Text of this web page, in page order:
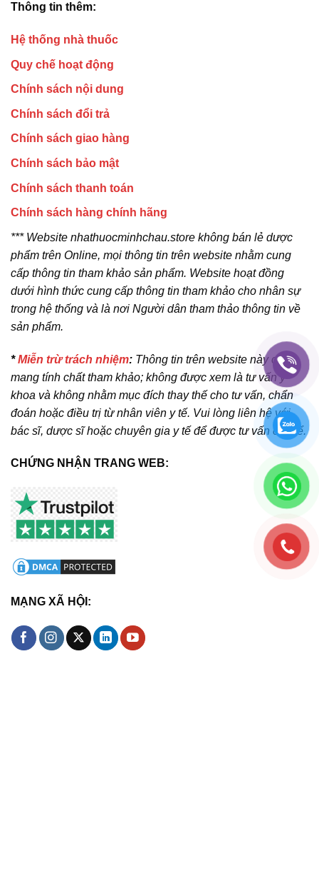
Thông tin thêm:
Hệ thống nhà thuốc
Quy chế hoạt động
Chính sách nội dung
Chính sách đổi trả
Chính sách giao hàng
Chính sách bảo mật
Chính sách thanh toán
Chính sách hàng chính hãng
*** Website nhathuocminhchau.store không bán lẻ dược
phẩm trên Online, mọi thông tin trên website nhằm cung
cấp thông tin tham khảo sản phẩm. Website hoạt đồng
dưới hình thức cung cấp thông tin tham khảo cho nhân sự
trong hệ thống và là nơi Người dân tham thảo thông tin về
sản phẩm.
*Miễn trừ trách nhiệm: Thông tin trên website này chỉ
mang tính chất tham khảo; không được xem là tư vấn y
khoa và không nhằm mục đích thay thế cho tư vấn, chẩn
đoán hoặc điều trị từ nhân viên y tế. Vui lòng liên hệ với
bác sĩ, dược sĩ hoặc chuyên gia y tế để được tư vấn cụ thể.
CHỨNG NHẬN TRANG WEB:
MẠNG XÃ HỘI: